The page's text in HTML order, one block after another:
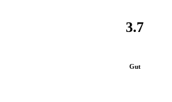
3.7
Gut